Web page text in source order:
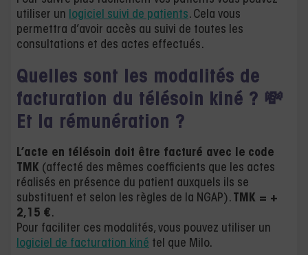
utiliser un logiciel suivi de patients. Cela vous
permettra d’avoir accès au suivi de toutes les
consultations et des actes effectués.
Quelles sont les modalités de
facturation du télésoin kiné ? 💸
Et la rémunération ?
L’acte en télésoin doit être facturé avec le code
TMK (affecté des mêmes coefficients que les actes
réalisés en présence du patient auxquels ils se
substituent et selon les règles de la NGAP). TMK = +
2,15 €.
Pour faciliter ces modalités, vous pouvez utiliser un
logiciel de facturation kiné tel que Milo.